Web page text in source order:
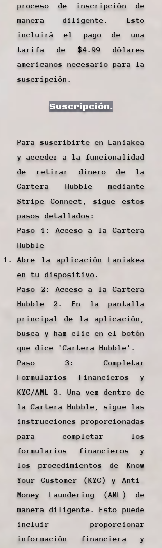
proceso de inscripción de
manera diligente. Esto
incluirá el pago de una
tarifa de $4.99 dólares
americanos necesario para la
suscripción.
Suscripción.
Para suscribirte en Laniakea
y acceder a la funcionalidad
de retirar dinero de la
Cartera Hubble mediante
Stripe Connect, sigue estos
pasos detallados:
Paso 1: Acceso a la Cartera
Hubble
Abre la aplicación Laniakea
en tu dispositivo.
Paso 2: Acceso a la Cartera
Hubble 2. En la pantalla
principal de la aplicación,
busca y haz clic en el botón
que dice 'Cartera Hubble'.
Paso 3: Completar
Formularios Financieros y
KYC/AML 3. Una vez dentro de
la Cartera Hubble, sigue las
instrucciones proporcionadas
para completar los
formularios financieros y
los procedimientos de Know
Your Customer (KYC) y Anti-
Money Laundering (AML) de
manera diligente. Esto puede
incluir proporcionar
información financiera y